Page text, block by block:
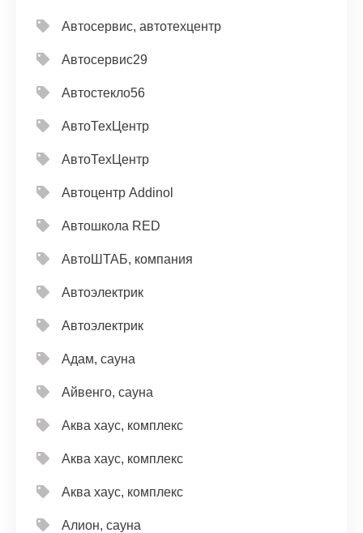
Автосервис, автотехцентр
Автосервис29
Автостекло56
АвтоТехЦентр
АвтоТехЦентр
Автоцентр Addinol
Автошкола RED
АвтоШТАБ, компания
Автоэлектрик
Автоэлектрик
Адам, сауна
Айвенго, сауна
Аква хаус, комплекс
Аква хаус, комплекс
Аква хаус, комплекс
Алион, сауна